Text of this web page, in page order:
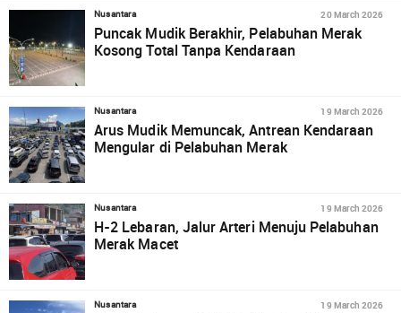
Nusantara 20 March 2026
Puncak Mudik Berakhir, Pelabuhan Merak
Kosong Total Tanpa Kendaraan
Nusantara 19 March 2026
Arus Mudik Memuncak, Antrean Kendaraan
Mengular di Pelabuhan Merak
Nusantara 19 March 2026
H-2 Lebaran, Jalur Arteri Menuju Pelabuhan
Merak Macet
Nusantara 19 March 2026